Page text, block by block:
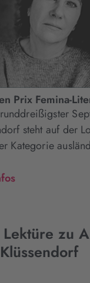
Prix Femina-
steht auf der
Kategorie
zu
Klüssendorf